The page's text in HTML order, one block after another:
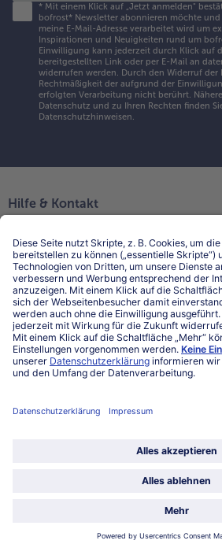
* Mit einem Klick auf „Jetzt anmelden"
bofrost* Newsletter abonnieren möchte
meine E-Mail-Adresse verarbeitet wird um
Inspirationen und Neuigkeiten rund um
Einwilligung kann jederzeit durch Klick auf
bereitgestellten Link oder per E-Mail an
widerrufen werden. Durch den Widerruf
Rechtmäßigkeit der aufgrund der
erfolgten Verarbeitung nicht berührt.
Datenschutz und zu Ihren Rechten finden
Datenschutzhinweisen.
Hilfe & Kontakt
Kontakt
FAQ
Service
Unternehmen